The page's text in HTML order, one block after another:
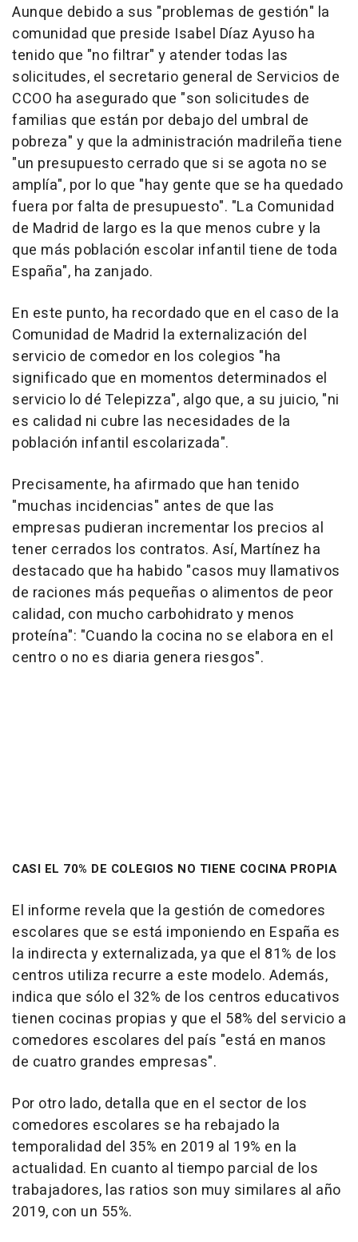
Aunque debido a sus "problemas de gestión" la
comunidad que preside Isabel Díaz Ayuso ha
tenido que "no filtrar" y atender todas las
solicitudes, el secretario general de Servicios de
CCOO ha asegurado que "son solicitudes de
familias que están por debajo del umbral de
pobreza" y que la administración madrileña tiene
"un presupuesto cerrado que si se agota no se
amplía", por lo que "hay gente que se ha quedado
fuera por falta de presupuesto". "La Comunidad
de Madrid de largo es la que menos cubre y la
que más población escolar infantil tiene de toda
España", ha zanjado.
En este punto, ha recordado que en el caso de la
Comunidad de Madrid la externalización del
servicio de comedor en los colegios "ha
significado que en momentos determinados el
servicio lo dé Telepizza", algo que, a su juicio, "ni
es calidad ni cubre las necesidades de la
población infantil escolarizada".
Precisamente, ha afirmado que han tenido
"muchas incidencias" antes de que las
empresas pudieran incrementar los precios al
tener cerrados los contratos. Así, Martínez ha
destacado que ha habido "casos muy llamativos
de raciones más pequeñas o alimentos de peor
calidad, con mucho carbohidrato y menos
proteína": "Cuando la cocina no se elabora en el
centro o no es diaria genera riesgos".
CASI EL 70% DE COLEGIOS NO TIENE COCINA PROPIA
El informe revela que la gestión de comedores
escolares que se está imponiendo en España es
la indirecta y externalizada, ya que el 81% de los
centros utiliza recurre a este modelo. Además,
indica que sólo el 32% de los centros educativos
tienen cocinas propias y que el 58% del servicio a
comedores escolares del país "está en manos
de cuatro grandes empresas".
Por otro lado, detalla que en el sector de los
comedores escolares se ha rebajado la
temporalidad del 35% en 2019 al 19% en la
actualidad. En cuanto al tiempo parcial de los
trabajadores, las ratios son muy similares al año
2019, con un 55%.